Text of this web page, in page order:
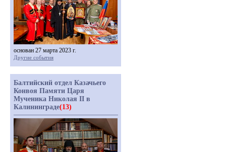
основан 27 марта 2023 г.
Другие события
Балтийский отдел Казачьего
Конвоя Памяти Царя
Мученика Николая II в
Калининграде(13)